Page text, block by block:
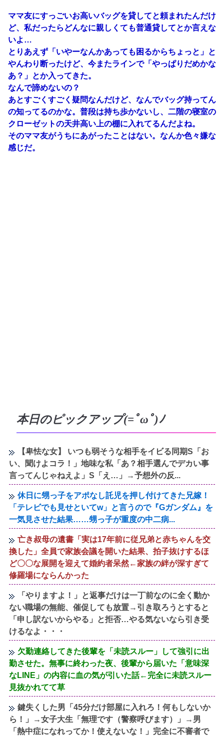
ママ友にすっごいお高いバッグを貸してと頼まれたんだけ
ど、私だったらどんなに親しくても普通貸してとか言えな
いよ…
とりあえず「いやーなんかあっても困るからちょっと」と
やんわり断ったけど、今またラインで「やっぱりだめかな
あ？」とか入ってきた。
なんで諦めないの？
あとすごくすごく疑問なんだけど、なんでバッグ持ってん
の知ってるのかな。普段は持ち歩かないし、二階の寝室の
クローゼットの天井高い上の棚に入れてるんだよね。
そのママ友がうちにあがったことはない。なんか色々嫌な
感じだ。
本日のピックアップ(=ﾟωﾟ)ﾉ
【卑怯な女】 いつも弱そうな相手をイビる同期S「お
い、聞けよコラ！」地味な私「あ？相手選んでデカい事
言ってんじゃねえよ」S「え…」→予想外の反...
休日に甥っ子をアポなし託児を押し付けてきた兄嫁！
「テレビでも見せといてw」と言うので『Gガンダム』を
一気見させた結果……甥っ子が重度の中二病...
亡き叔母の遺書「実は17年前に従兄弟と赤ちゃんを交
換した」全員で家族会議を開いた結果、拍子抜けするほ
ど〇〇な展開を迎えて婚約者呆然←家族の絆が深すぎて
修羅場にならんかった
「やりますよ！」と返事だけは一丁前なのに全く動か
ない職場の無能、催促しても放置→引き取ろうとすると
「申し訳ないからやる」と拒否…やる気ないなら引き受
けるなよ・・・
欠勤連絡してきた後輩を「未読スルー」して強引に出
勤させた。無事に終わった夜、後輩から届いた「意味深
なLINE」の内容に血の気が引いた話←完全に未読スルー
見抜かれてて草
鍵失くした男「45分だけ部屋に入れろ！何もしないか
ら！」→女子大生「無理です（警察呼びます）」→男
「熱中症になれってか！使えないな！」完全に不審者で